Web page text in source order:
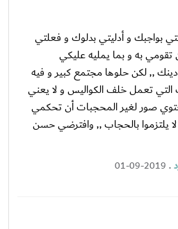
بواجبك و أدليتي بدلوك و فعلتي
به و بما يمليه عليكي
,, لكن حلوها مجتمع كبير و فيه
تعمل خلف الكواليس و لا يعني
صور لغير المحجبات أن تحكمي
يلتزموا بالحجاب ,, وافترضي حسن
.
01-09-2019